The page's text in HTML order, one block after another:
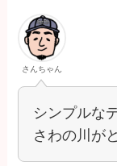
さんちゃん
シンプルな
さわの川が